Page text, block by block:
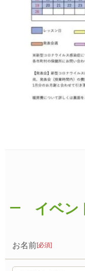
イベン
お名前[必須]